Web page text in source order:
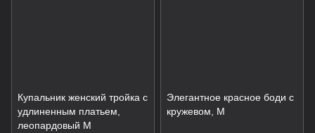
Купальник женский тройка с
удлиненным платьем,
леопардовый M
Элегантное красное боди с
кружевом, M